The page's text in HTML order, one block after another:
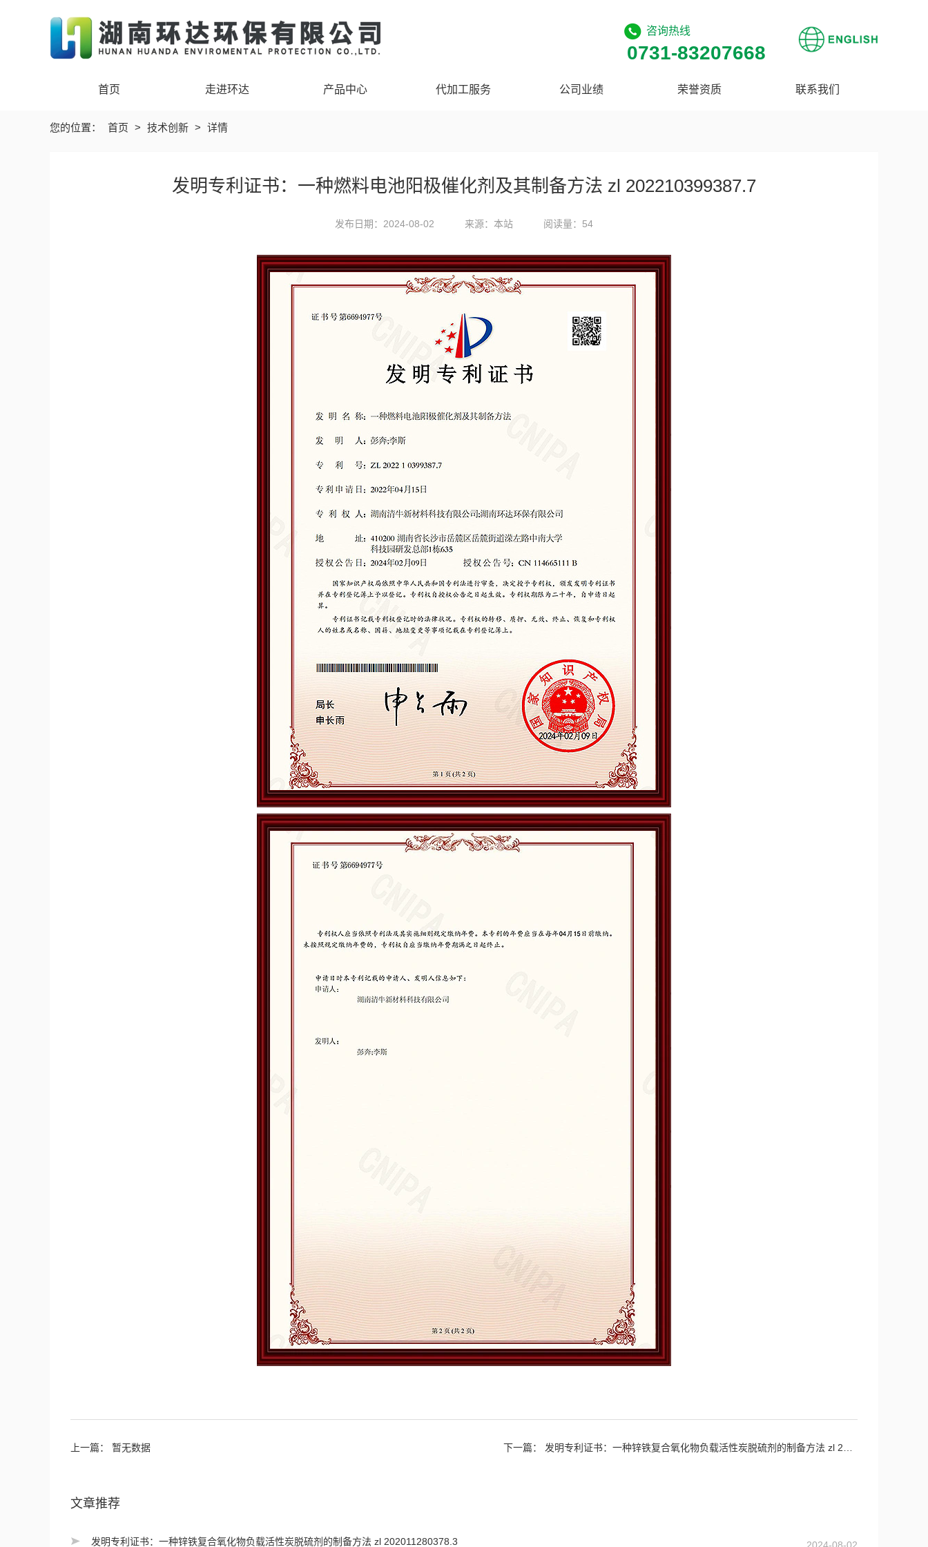
首页 走进环达 产品中心 代加工服务 公司业绩 荣誉资质 联系我们
咨询热线
0731-83207668
您的位置： 首页 > 技术创新 > 详情
发明专利证书：一种燃料电池阳极催化剂及其制备方法 zl 202210399387.7
发布日期：2024-08-02 来源：本站 阅读量：54
上一篇： 暂无数据 下一篇： 发明专利证书：一种锌铁复合氧化物负载活性炭脱硫剂的制备方法 zl 202011280378.3
文章推荐
发明专利证书：一种锌铁复合氧化物负载活性炭脱硫剂的制备方法 zl 202011280378.3